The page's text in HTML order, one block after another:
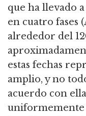
que ha llevado
en cuatro fases
alrededor del
estas fechas
amplio, y no
acuerdo con
uniformemente